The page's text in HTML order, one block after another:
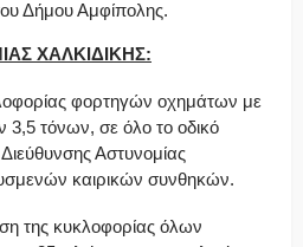
Δήμου Αμφίπολης.
ΧΑΛΚΙΔΙΚΗΣ:
φορτηγών οχημάτων με
τόνων, σε όλο το οδικό
Αστυνομίας
καιρικών συνθηκών.
της κυκλοφορίας όλων